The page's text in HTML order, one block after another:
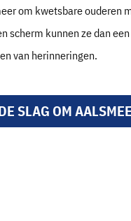
om kwetsbare ouderen
scherm kunnen ze dan
van herinneringen.
SLAG OM